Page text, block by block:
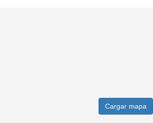
Cargar mapa